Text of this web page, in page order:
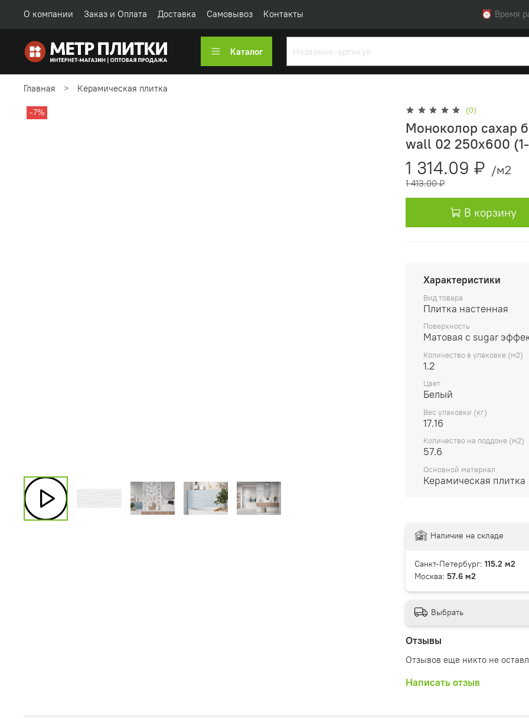
О компании Заказ и Оплата Доставка Самовывоз Контакты ⏰ Время
Каталог
Главная Керамическая плитка
-7% (0)
Моноколор сахар
wall 02 250х600
1 314.09 ₽ /м2
1 413.00 ₽
В корзину
Характеристики
Вид товара
Плитка настенная
Поверхность
Матовая с sugar
Количество в упаковке (м2)
1.2
Цвет
Белый
Вес упаковки (кг)
17.16
Количество на поддоне (м2)
57.6
Основной материал
Керамическая плитка
Отзывы
Отзывов еще никто не
Написать отзыв
Наличие на складе
Санкт-Петербург: 115.2 м2
Москва: 57.6 м2
Выбрать